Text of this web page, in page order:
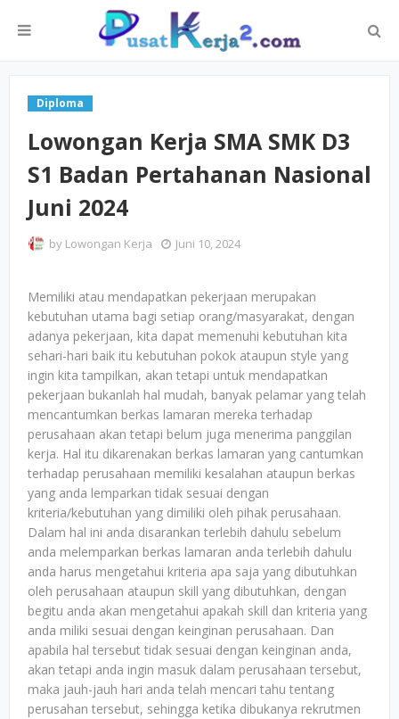
Diploma
Lowongan Kerja SMA SMK D3
S1 Badan Pertahanan Nasional
Juni 2024
by Lowongan Kerja Juni 10, 2024
Memiliki atau mendapatkan pekerjaan merupakan
kebutuhan utama bagi setiap orang/masyarakat, dengan
adanya pekerjaan, kita dapat memenuhi kebutuhan kita
sehari-hari baik itu kebutuhan pokok ataupun style yang
ingin kita tampilkan, akan tetapi untuk mendapatkan
pekerjaan bukanlah hal mudah, banyak pelamar yang telah
mencantumkan berkas lamaran mereka terhadap
perusahaan akan tetapi belum juga menerima panggilan
kerja. Hal itu dikarenakan berkas lamaran yang cantumkan
terhadap perusahaan memiliki kesalahan ataupun berkas
yang anda lemparkan tidak sesuai dengan
kriteria/kebutuhan yang dimiliki oleh pihak perusahaan.
Dalam hal ini anda disarankan terlebih dahulu sebelum
anda melemparkan berkas lamaran anda terlebih dahulu
anda harus mengetahui kriteria apa saja yang dibutuhkan
oleh perusahaan ataupun skill yang dibutuhkan, dengan
begitu anda akan mengetahui apakah skill dan kriteria yang
anda miliki sesuai dengan keinginan perusahaan. Dan
apabila hal tersebut tidak sesuai dengan keinginan anda,
akan tetapi anda ingin masuk dalam perusahaan tersebut,
maka jauh-jauh hari anda telah mencari tahu tentang
perusahan tersebut, sehingga ketika dibukanya rekrutmen